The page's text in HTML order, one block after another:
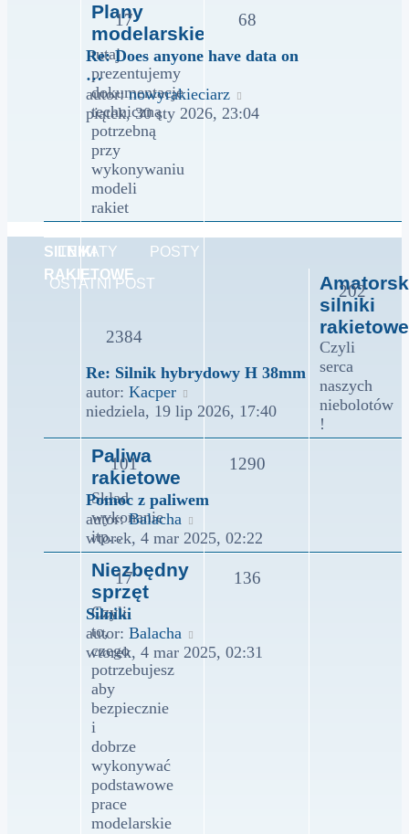
Plany
modelarskie
tutaj
prezentujemy
dokumentacje
techniczną
potrzebną
przy
wykonywaniu
modeli
rakiet
17 68
Re: Does anyone have data on
…
autor:nowyrakieciarz
najnowszy
piątek, 30 sty 2026, 23:04
SILNIKI
RAKIETOWE
TEMATY POSTY
OSTATNI POST
silniki
rakietowe
Czyli
serca
naszych
niebolotów
!
202
2384
Re: Silnik hybrydowy H 38mm
autor: Kacper
najnowszy
niedziela, 19 lip 2026, 17:40
Paliwa
rakietowe
Skład
wykonanie
itp...
101 1290
Pomoc z paliwem
autor:Balacha
najnowszy
post
wtorek, 4 mar 2025, 02:22
Niezbędny
sprzęt
Czyli
to,
czego
potrzebujesz
aby
bezpiecznie
i
dobrze
wykonywać
podstawowe
prace
modelarskie
17 136
Silniki
autor: Balacha
najnowszy
wtorek, 4 mar 2025, 02:31